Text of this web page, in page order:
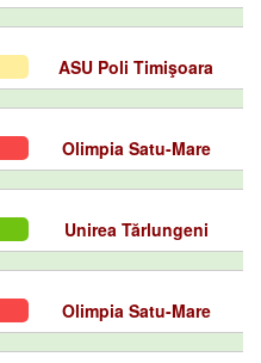
ASU Poli Timişoara
Olimpia Satu-Mare
Unirea Tărlungeni
Olimpia Satu-Mare